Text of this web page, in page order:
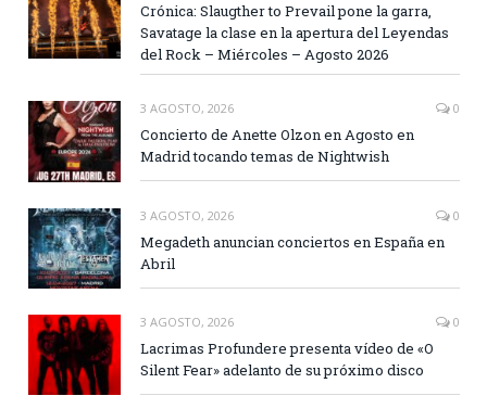
Crónica: Slaugther to Prevail pone la garra,
Savatage la clase en la apertura del Leyendas
del Rock – Miércoles – Agosto 2026
3 AGOSTO, 2026 0
Concierto de Anette Olzon en Agosto en
Madrid tocando temas de Nightwish
3 AGOSTO, 2026 0
Megadeth anuncian conciertos en España en
Abril
3 AGOSTO, 2026 0
Lacrimas Profundere presenta vídeo de «O
Silent Fear» adelanto de su próximo disco